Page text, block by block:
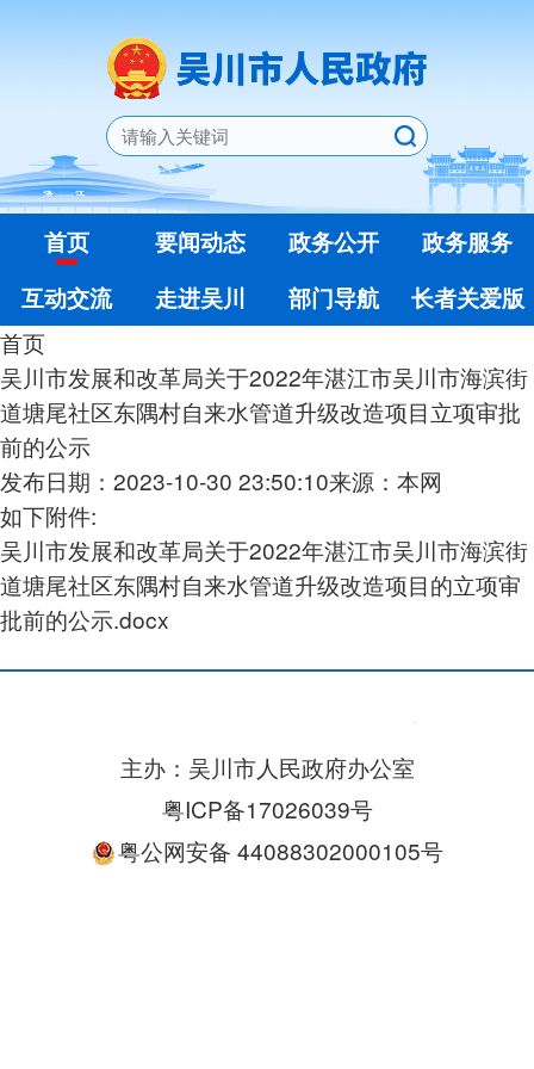
首页 要闻动态 政务公开
政务服务
互动交流
走进吴川 部门导航
长者关爱版
首页
吴川市发展和改革局关于2022年湛江市吴川市海滨街
道塘尾社区东隅村自来水管道升级改造项目立项审批
前的公示
发布日期：2023-10-30 23:50:10来源：本网
如下附件:
吴川市发展和改革局关于2022年湛江市吴川市海滨街
道塘尾社区东隅村自来水管道升级改造项目的立项审
批前的公示.docx
主办：吴川市人民政府办公室
粤ICP备17026039号
粤公网安备 44088302000105号